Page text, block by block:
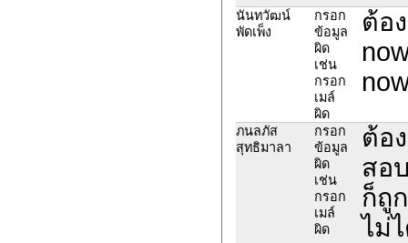
นันทวัฒน์
พัดเพ็ง
กรอก
ข้อมูล
ผิด
เช่น
กรอก
เมล์
ผิด
ต้อ
ภนลภัส
สุทธิมาลา
กรอก
ข้อมูล
ผิด
เช่น
กรอก
เมล์
ผิด
ต้อ
สอ
ก็ถู
ไม่